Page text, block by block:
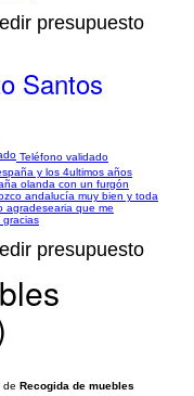
presupuesto
Santos
Teléfono validado
y los 4ultimos años
olanda con un furgón
andalucía muy bien y toda
agradesearia que me
gracias
presupuesto
de Recogida de muebles